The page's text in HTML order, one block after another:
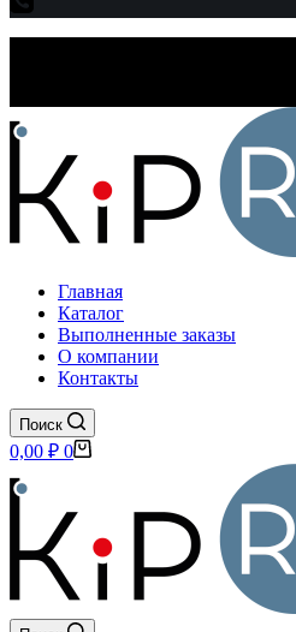
Главная
Каталог
Выполненные заказы
О компании
Контакты
Поиск
Корзина
0,00 ₽ 0